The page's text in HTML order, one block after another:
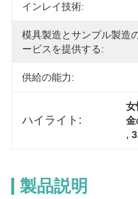
インレイ技術:
模具製造とサンプル製造
ービスを提供する:
供給の能力:
ハイライト:
,
製品説明